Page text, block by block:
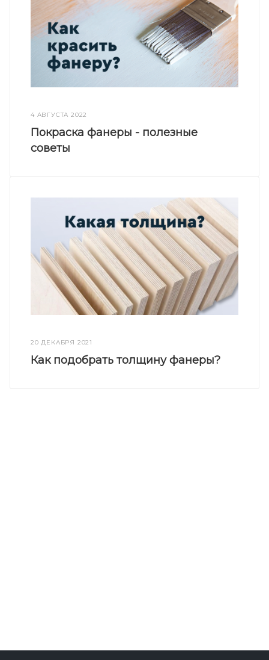
4 АВГУСТА 2022
Покраска фанеры - полезные
советы
20 ДЕКАБРЯ 2021
Как подобрать толщину фанеры?